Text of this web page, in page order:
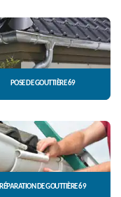
POSE DE GOUTTIÈRE 69
RÉPARATION DE GOUTTIÈRE 69